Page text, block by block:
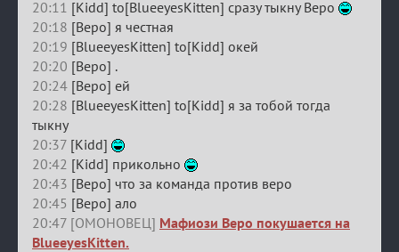
20:11 [Kidd] to[BlueeyesKitten] сразу тыкну Веро
20:18 [Веро] я честная
20:19 [BlueeyesKitten] to[Kidd] окей
20:20 [Веро] .
20:24 [Веро] ей
20:28 [BlueeyesKitten] to[Kidd] я за тобой тогда
тыкну
20:37 [Kidd]
20:42 [Kidd] прикольно
20:43 [Веро] что за команда против веро
20:45 [Веро] ало
20:47 [ОМОНОВЕЦ] Мафиози Веро покушается на
BlueeyesKitten.